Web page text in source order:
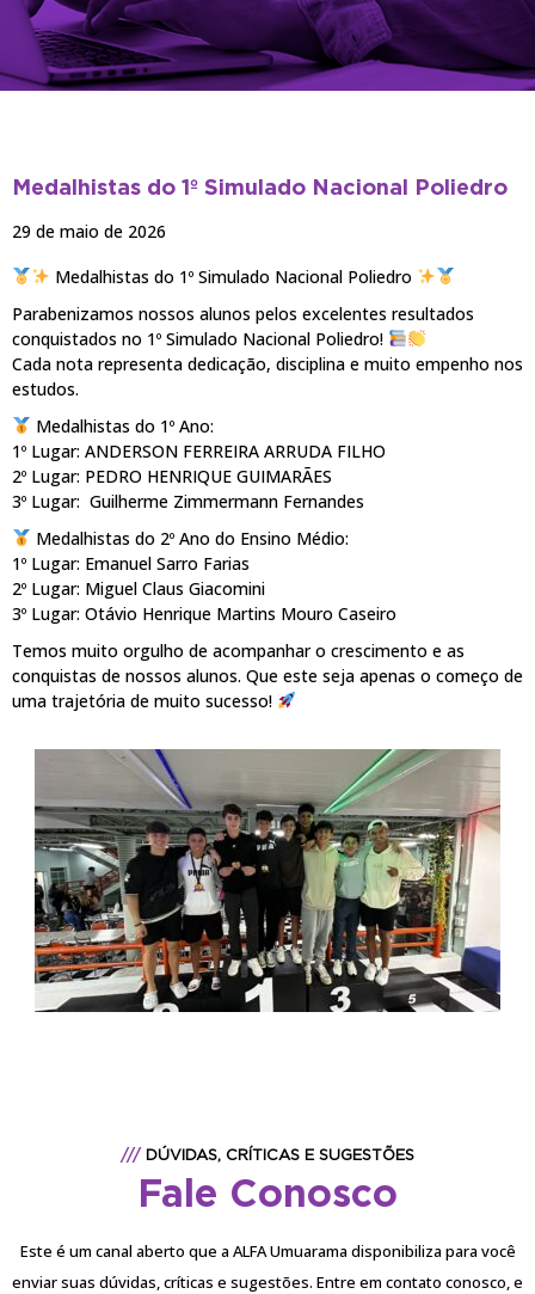
Medalhistas do 1º Simulado Nacional Poliedro
29 de maio de 2026
Medalhistas do 1º Simulado Nacional Poliedro
Parabenizamos nossos alunos pelos excelentes resultados
conquistados no 1º Simulado Nacional Poliedro!
Cada nota representa dedicação, disciplina e muito empenho nos
estudos.
Medalhistas do 1º Ano:
1º Lugar: ANDERSON FERREIRA ARRUDA FILHO
2º Lugar: PEDRO HENRIQUE GUIMARÃES
3º Lugar: Guilherme Zimmermann Fernandes
Medalhistas do 2º Ano do Ensino Médio:
1º Lugar: Emanuel Sarro Farias
2º Lugar: Miguel Claus Giacomini
3º Lugar: Otávio Henrique Martins Mouro Caseiro
Temos muito orgulho de acompanhar o crescimento e as
conquistas de nossos alunos. Que este seja apenas o começo de
uma trajetória de muito sucesso!
///DÚVIDAS, CRÍTICAS E SUGESTÕES
Fale Conosco
Este é um canal aberto que a ALFA Umuarama disponibiliza para você
enviar suas dúvidas, críticas e sugestões. Entre em contato conosco, e